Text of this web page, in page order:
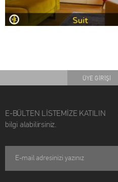
ÜYE GİRİŞİ
E-BÜLTEN LİSTEMİZE KATILIN
bilgi alabilirsiniz.